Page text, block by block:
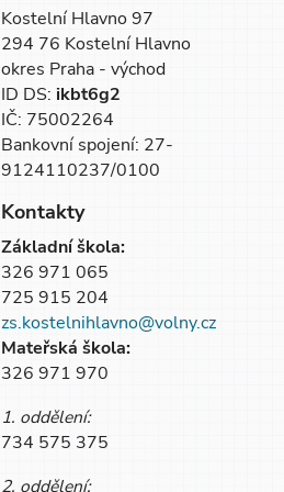
Kostelní Hlavno 97
294 76 Kostelní Hlavno
okres Praha - východ
ID DS: ikbt6g2
IČ: 75002264
Bankovní spojení: 27-
9124110237/0100
Kontakty
Základní škola:
326 971 065
725 915 204
zs.kostelnihlavno@volny.cz
Mateřská škola:
326 971 970
1. oddělení:
734 575 375
2. oddělení: